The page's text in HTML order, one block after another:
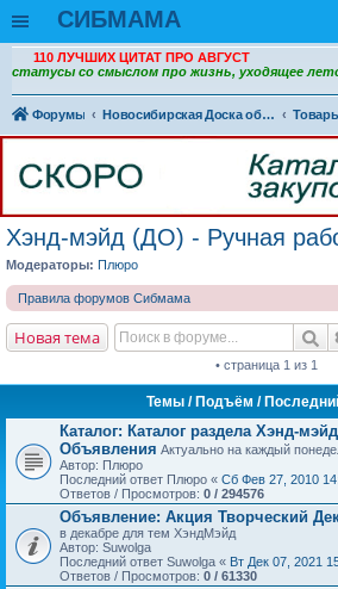
СИБМАМА
110 ЛУЧШИХ ЦИТАТ ПРО АВГУСТ
статусы со смыслом про жизнь, уходящее
Форумы Новосибирская Доска объявлений
Хэнд-мэйд (ДО) - Ручная
Модераторы: Плюро
Правила форумов Сибмама
Новая тема
• страница 1 из 1
Темы / Подъём /
Каталог: Каталог раздела Хэнд-
Объявления Актуально на каждый
Автор: Плюро
Последний ответ Плюро « Сб Фев 27, 2010
Ответов / Просмотров: 0 / 294576
Объявление: Акция Творческий
в декабре для тем ХэндМэйд
Автор: Suwolga
Последний ответ Suwolga « Вт Дек 07, 2021
Ответов / Просмотров: 0 / 61330